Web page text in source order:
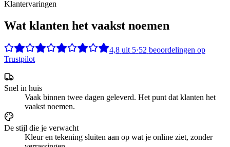
Klantervaringen
Wat klanten het vaakst noemen
4,8 uit5·52 beoordelingen op
Trustpilot
Snel in huis
Vaak binnen twee dagen geleverd. Het punt dat klanten het
vaakst noemen.
De stijl die je verwacht
Kleur en tekening sluiten aan op wat je online ziet, zonder